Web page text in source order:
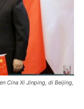
Cina Xi Jinping, di Beijing,